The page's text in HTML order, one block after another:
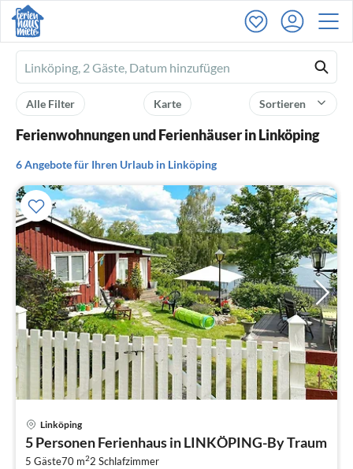
Ferienhausmiete
logo
Sortieren
Karte
Alle Filter
Ferienwohnungen und Ferienhäuser in Linköping
6 Angebote für Ihren Urlaub in Linköping
Linköping
5 Personen Ferienhaus in LINKÖPING-By Traum
5 Gäste70 m22 Schlafzimmer